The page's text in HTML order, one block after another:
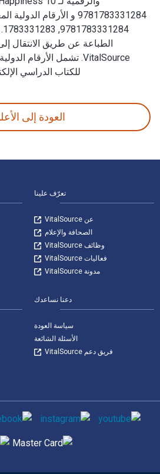
الطباعة عن طريق الانتقال
للكتاب الدراسي الإلكتروني
العودة إلى
تعرّف علينا
عن VitalSource
الصحافة والإعلام
وظائف VitalSource
فعاليات VitalSource
مدونة VitalSource
دعنا نساعدك
سياسة العودة
الأسئلة الشائعة
فريق دعم VitalSource
وسائل التواصل الاجتماعي